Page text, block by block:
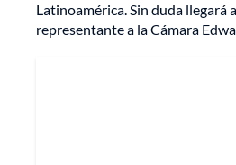
Latinoamérica. Sin duda llegará
representante a la Cámara